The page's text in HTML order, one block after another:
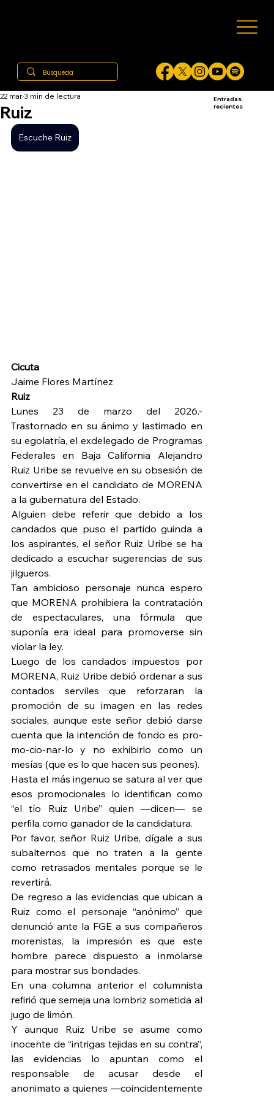
Ruiz
22 mar3 min de lectura
Escuche Ruiz
Cicuta
Jaime Flores Martínez
Ruiz
Lunes 23 de marzo del 2026.-
Trastornado en su ánimo y lastimado en
su egolatría, el exdelegado de Programas
Federales en Baja California Alejandro
Ruiz Uribe se revuelve en su obsesión de
convertirse en el candidato de MORENA
a la gubernatura del Estado.
Alguien debe referir que debido a los
candados que puso el partido guinda a
los aspirantes, el señor Ruiz Uribe se ha
dedicado a escuchar sugerencias de sus
jilgueros.
Tan ambicioso personaje nunca espero
que MORENA prohibiera la contratación
de espectaculares, una fórmula que
suponía era ideal para promoverse sin
violar la ley.
Luego de los candados impuestos por
MORENA, Ruiz Uribe debió ordenar a sus
contados serviles que reforzaran la
promoción de su imagen en las redes
sociales, aunque este señor debió darse
cuenta que la intención de fondo es pro-
mo-cio-nar-lo y no exhibirlo como un
mesías (que es lo que hacen sus peones).
Hasta el más ingenuo se satura al ver que
esos promocionales lo identifican como
“el tío Ruiz Uribe” quien —dicen— se
perfila como ganador de la candidatura.
Por favor, señor Ruiz Uribe, dígale a sus
subalternos que no traten a la gente
como retrasados mentales porque se le
revertirá.
De regreso a las evidencias que ubican a
Ruiz como el personaje “anónimo” que
denunció ante la FGE a sus compañeros
morenistas, la impresión es que este
hombre parece dispuesto a inmolarse
para mostrar sus bondades.
En una columna anterior el columnista
refirió que semeja una lombriz sometida al
jugo de limón.
Y aunque Ruiz Uribe se asume como
inocente de “intrigas tejidas en su contra”,
las evidencias lo apuntan como el
responsable de acusar desde el
anonimato a quienes —coincidentemente
Entradas
recientes